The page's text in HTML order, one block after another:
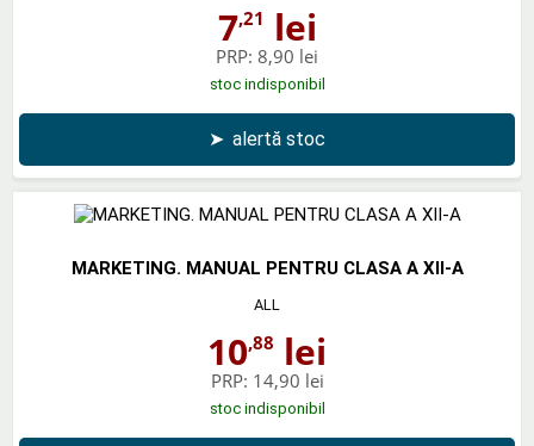
7,21 lei
PRP: 8,90 lei
stoc indisponibil
➤ alertă stoc
MARKETING. MANUAL PENTRU CLASA A XII-A
ALL
10,88 lei
PRP: 14,90 lei
stoc indisponibil